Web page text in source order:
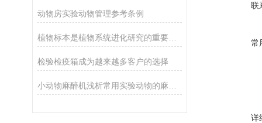
动物房实验动物管理参考条例
植物标本是植物系统进化研究的重要科学依据
检验检疫箱成为越来越多客户的选择
联
常
详